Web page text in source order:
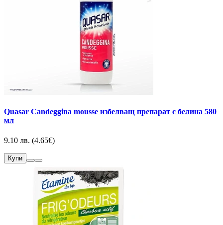
Quasar Candeggina mousse избелващ препарат с белина 580
мл
9.10 лв. (4.65€)
Купи